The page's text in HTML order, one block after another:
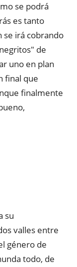
se podrá
es tanto
se irá cobrando
de
uno en plan
final que
finalmente
su
valles entre
género de
todo, de